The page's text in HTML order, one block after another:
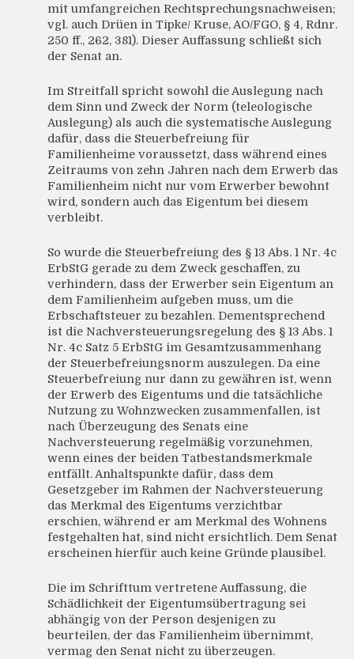
mit umfangreichen Rechtsprechungsnachweisen;
vgl. auch Drüen in Tipke/ Kruse, AO/FGO, § 4, Rdnr.
250 ff., 262, 381). Dieser Auffassung schließt sich
der Senat an.
Im Streitfall spricht sowohl die Auslegung nach
dem Sinn und Zweck der Norm (teleologische
Auslegung) als auch die systematische Auslegung
dafür, dass die Steuerbefreiung für
Familienheime voraussetzt, dass während eines
Zeitraums von zehn Jahren nach dem Erwerb das
Familienheim nicht nur vom Erwerber bewohnt
wird, sondern auch das Eigentum bei diesem
verbleibt.
So wurde die Steuerbefreiung des § 13 Abs. 1 Nr. 4c
ErbStG gerade zu dem Zweck geschaffen, zu
verhindern, dass der Erwerber sein Eigentum an
dem Familienheim aufgeben muss, um die
Erbschaftsteuer zu bezahlen. Dementsprechend
ist die Nachversteuerungsregelung des § 13 Abs. 1
Nr. 4c Satz 5 ErbStG im Gesamtzusammenhang
der Steuerbefreiungsnorm auszulegen. Da eine
Steuerbefreiung nur dann zu gewähren ist, wenn
der Erwerb des Eigentums und die tatsächliche
Nutzung zu Wohnzwecken zusammenfallen, ist
nach Überzeugung des Senats eine
Nachversteuerung regelmäßig vorzunehmen,
wenn eines der beiden Tatbestandsmerkmale
entfällt. Anhaltspunkte dafür, dass dem
Gesetzgeber im Rahmen der Nachversteuerung
das Merkmal des Eigentums verzichtbar
erschien, während er am Merkmal des Wohnens
festgehalten hat, sind nicht ersichtlich. Dem Senat
erscheinen hierfür auch keine Gründe plausibel.
Die im Schrifttum vertretene Auffassung, die
Schädlichkeit der Eigentumsübertragung sei
abhängig von der Person desjenigen zu
beurteilen, der das Familienheim übernimmt,
vermag den Senat nicht zu überzeugen.